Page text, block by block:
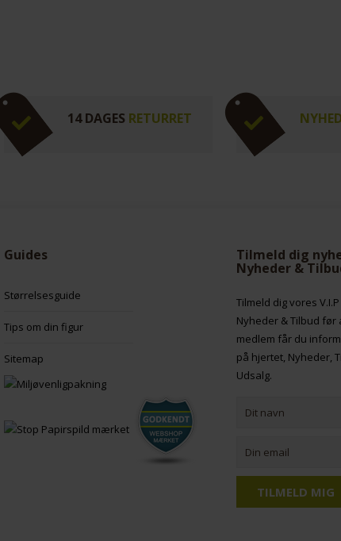
14 DAGES RETURRET
Guides
Størrelsesguide
Tips om din figur
Sitemap
Tilmeld dig
Nyheder &
Tilmeld dig vores
Nyheder & Tilbud før
medlem får du
på hjertet, Nyheder,
Udsalg.